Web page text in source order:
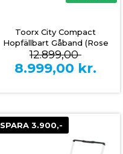
Toorx City Compact
Hopfällbart Gåband (Rose
Gold)
12.899,00
8.999,00 kr.
SPARA 3.900,-